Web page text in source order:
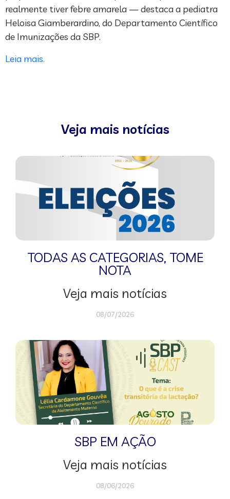
realmente tiver febre amarela — destaca a pediatra
Heloisa Giamberardino, do Departamento Científico
de Imunizações da SBP.
Leia mais.
Veja mais notícias
TODAS AS CATEGORIAS, TOME
NOTA
Veja mais notícias
08/07/2026
SBP EM AÇÃO
Veja mais notícias
08/06/2026